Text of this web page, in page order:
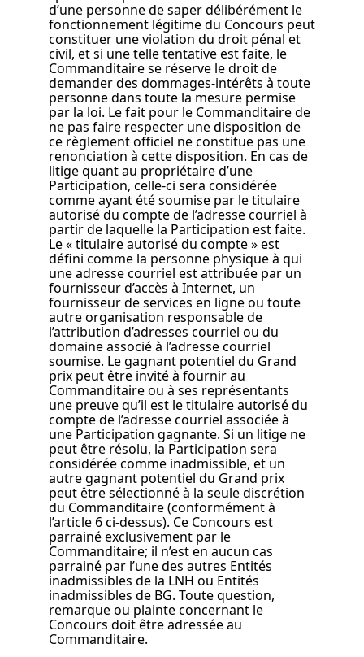
d’une personne de saper délibérément le
fonctionnement légitime du Concours peut
constituer une violation du droit pénal et
civil, et si une telle tentative est faite, le
Commanditaire se réserve le droit de
demander des dommages-intérêts à toute
personne dans toute la mesure permise
par la loi. Le fait pour le Commanditaire de
ne pas faire respecter une disposition de
ce règlement officiel ne constitue pas une
renonciation à cette disposition. En cas de
litige quant au propriétaire d’une
Participation, celle-ci sera considérée
comme ayant été soumise par le titulaire
autorisé du compte de l’adresse courriel à
partir de laquelle la Participation est faite.
Le « titulaire autorisé du compte » est
défini comme la personne physique à qui
une adresse courriel est attribuée par un
fournisseur d’accès à Internet, un
fournisseur de services en ligne ou toute
autre organisation responsable de
l’attribution d’adresses courriel ou du
domaine associé à l’adresse courriel
soumise. Le gagnant potentiel du Grand
prix peut être invité à fournir au
Commanditaire ou à ses représentants
une preuve qu’il est le titulaire autorisé du
compte de l’adresse courriel associée à
une Participation gagnante. Si un litige ne
peut être résolu, la Participation sera
considérée comme inadmissible, et un
autre gagnant potentiel du Grand prix
peut être sélectionné à la seule discrétion
du Commanditaire (conformément à
l’article 6 ci-dessus). Ce Concours est
parrainé exclusivement par le
Commanditaire; il n’est en aucun cas
parrainé par l’une des autres Entités
inadmissibles de la LNH ou Entités
inadmissibles de BG. Toute question,
remarque ou plainte concernant le
Concours doit être adressée au
Commanditaire.